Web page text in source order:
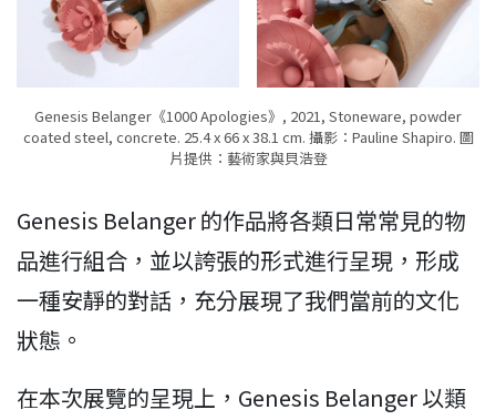
Genesis Belanger《1000 Apologies》, 2021, Stoneware, powder
coated steel, concrete. 25.4 x 66 x 38.1 cm. 攝影：Pauline Shapiro. 圖
片提供：藝術家與貝浩登
Genesis Belanger 的作品將各類日常常見的物
品進行組合，並以誇張的形式進行呈現，形成
一種安靜的對話，充分展現了我們當前的文化
狀態。
在本次展覽的呈現上，Genesis Belanger 以類